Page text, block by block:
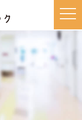
t
o